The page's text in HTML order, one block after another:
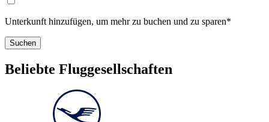
Unterkunft hinzufügen, um mehr zu buchen und zu sparen*
Suchen
Beliebte Fluggesellschaften